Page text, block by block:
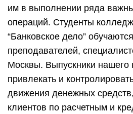
им в выполнении ряда
операций. Студенты
“Банковское дело”
преподавателей,
Москвы. Выпускники нашего
привлекать и
движения денежных
клиентов по расчетным и